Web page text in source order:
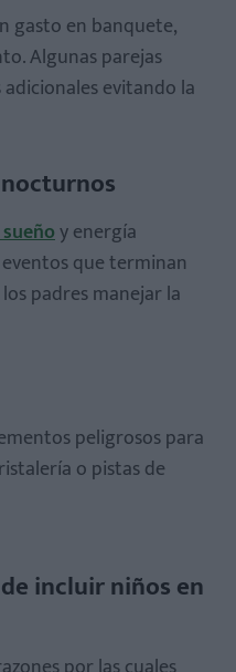
gasto en banquete,
Algunas parejas
evitando la
y energía
que terminan
padres manejar la
peligrosos para
o pistas de
incluir niños en